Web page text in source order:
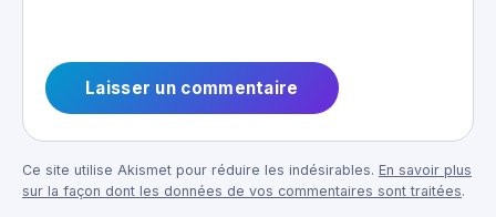
Ce site utilise Akismet pour réduire les indésirables. En savoir plus
sur la façon dont les données de vos commentaires sont traitées.